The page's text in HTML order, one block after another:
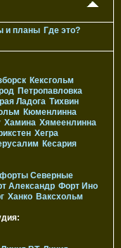
и планы Где это?
Кексгольм
Петропавловка
Ладога Тихвин
Кюменлинна
Хамина Хямеенлинна
Хегра
Кесария
Северные
Александр Форт Ино
Ханко Ваксхольм